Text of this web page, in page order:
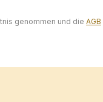
genommen und die AGB